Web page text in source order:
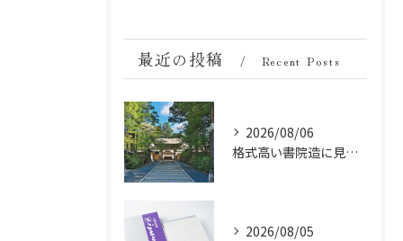
最近の投稿 Recent Posts
2026/08/06
格式高い書院造に見る金剛峯寺の中世から近世への変遷
2026/08/05